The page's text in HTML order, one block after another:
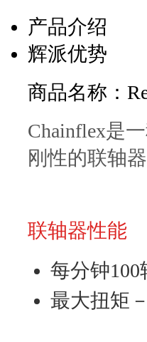
产品介绍
辉派优势
商品名称：
Chainflex是
刚性的联轴
联轴器性能
每分钟
最大扭矩